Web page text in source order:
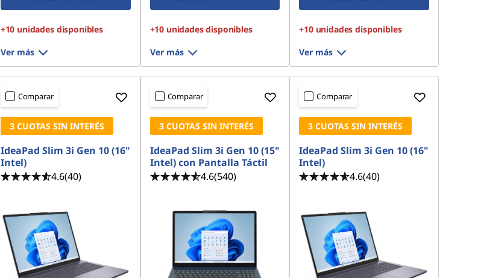
+10 unidades disponibles
Ver más
+10 unidades disponibles
Ver más
+10 unidades disponibles
Ver más
Comparar
3 CUOTAS SIN INTERÉS
IdeaPad Slim 3i Gen 10 (16"
Intel)
4.6(40)
Comparar
3 CUOTAS SIN INTERÉS
IdeaPad Slim 3i Gen 10 (15"
Intel) con Pantalla Táctil
4.6(540)
Comparar
3 CUOTAS SIN INTERÉS
IdeaPad Slim 3i Gen 10 (16"
Intel)
4.6(40)